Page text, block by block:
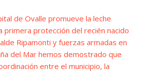
de Ovalle promueve la leche
primera protección del recién nacido
Ripamonti y fuerzas armadas en
del Mar hemos demostrado que
entre el municipio, la